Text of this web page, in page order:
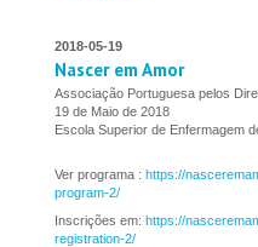
2018-05-19
Nascer em Amor
Associação Portuguesa pelos
19 de Maio de 2018
Escola Superior de Enfermagem
Ver programa : https://
program-2/
Inscrições em: https://
registration-2/